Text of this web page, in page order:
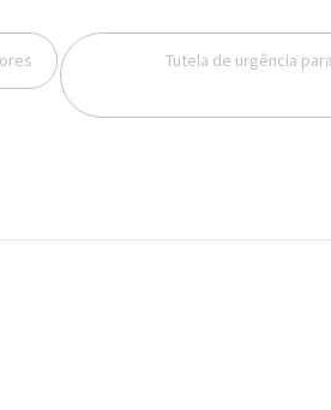
Tutela de urgência